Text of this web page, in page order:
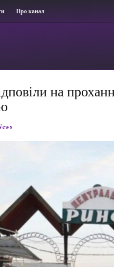
Про канал
на